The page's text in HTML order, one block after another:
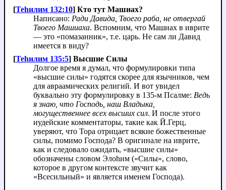
[Теhилим 132:10] Кто тут Машиах?
Написано: Ради Давида, Твоего раба, не отвергай
Твоего Машиаха. Вспомним, что Машиах в иврите
— это «помазанник», т.е. царь. Не сам ли Давид
имеется в виду?
[Теhилим 135:5] Высшие Силы
Долгое время я думал, что формулировки типа
«высшие силы» годятся скорее для язычников, чем
для авраамических религий. И вот увидел
буквально эту формулировку в 135-м Псалме: Ведь
я знаю, что Господь, наш Владыка,
могущественнее всех высших сил. И после этого
иудейские комментаторы, такие как Й.Герц,
уверяют, что Тора отрицает всякие божественные
силы, помимо Господа? В оригинале на иврите,
как и следовало ожидать, «высшие силы»
обозначены словом Элоhим («Силы», слово,
которое в другом контексте звучит как
«Всесильный» и является именем Господа).